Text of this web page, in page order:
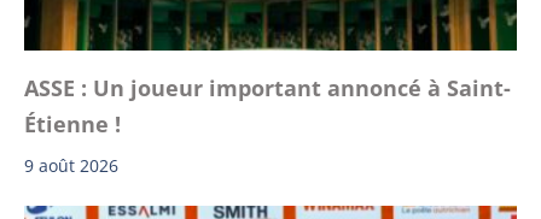
ASSE : Un joueur important annoncé à Saint-
Étienne !
9 août 2026